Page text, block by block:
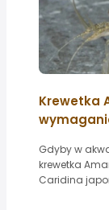
Krewetka
Gdyby w
krewetka
Caridina